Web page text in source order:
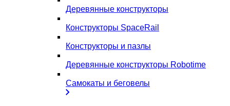
Деревянные конструкторы
Конструкторы SpaceRail
Конструкторы и пазлы
Деревянные конструкторы Robotime
Самокаты и беговелы